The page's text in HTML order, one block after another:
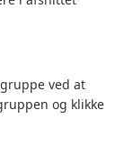
ved at
og klikke